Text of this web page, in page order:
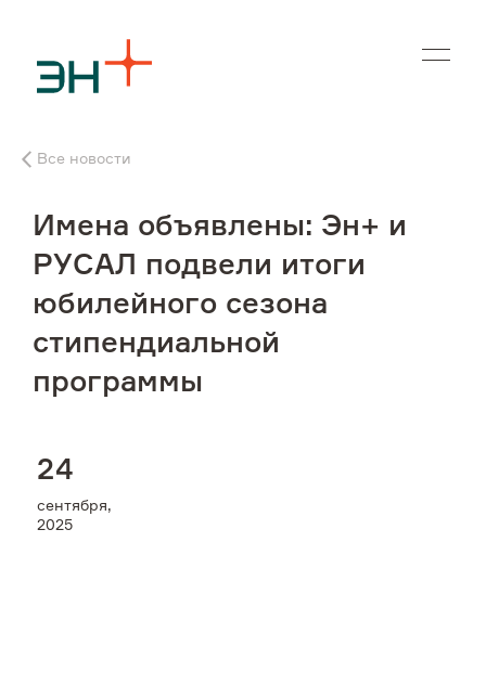
О нас
Чем мы занимаемся
Инвесторам
Устойчивое развитие
Пресс-центр
Все новости
Имена объявлены: Эн+ и
РУСАЛ подвели итоги
юбилейного сезона
стипендиальной
программы
24
сентября,
2025